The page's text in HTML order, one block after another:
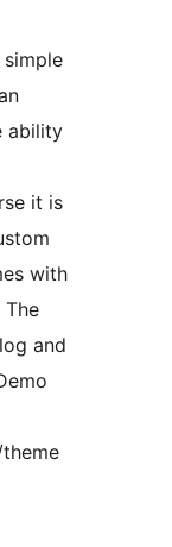
ability
it is
with
and